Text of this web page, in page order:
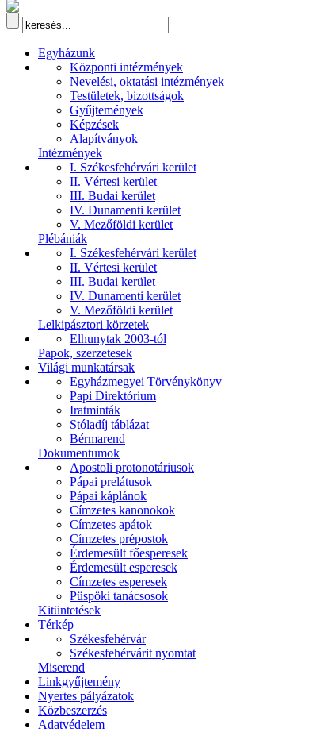
Egyházunk
Központi intézmények
Nevelési, oktatási intézmények
Testületek, bizottságok
Gyűjtemények
Képzések
Alapítványok
Intézmények
I. Székesfehérvári kerület
II. Vértesi kerület
III. Budai kerület
IV. Dunamenti kerület
V. Mezőföldi kerület
Plébániák
I. Székesfehérvári kerület
II. Vértesi kerület
III. Budai kerület
IV. Dunamenti kerület
V. Mezőföldi kerület
Lelkipásztori körzetek
Elhunytak 2003-tól
Papok, szerzetesek
Világi munkatársak
Egyházmegyei Törvénykönyv
Papi Direktórium
Iratminták
Stóladíj táblázat
Bérmarend
Dokumentumok
Apostoli protonotáriusok
Pápai prelátusok
Pápai káplánok
Címzetes kanonokok
Címzetes apátok
Címzetes prépostok
Érdemesült főesperesek
Érdemesült esperesek
Címzetes esperesek
Püspöki tanácsosok
Kitüntetések
Térkép
Székesfehérvár
Székesfehérvárit nyomtat
Miserend
Linkgyűjtemény
Nyertes pályázatok
Közbeszerzés
Adatvédelem